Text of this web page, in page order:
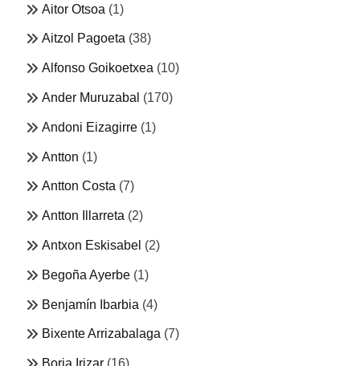
Aitor Otsoa (1)
Aitzol Pagoeta (38)
Alfonso Goikoetxea (10)
Ander Muruzabal (170)
Andoni Eizagirre (1)
Antton (1)
Antton Costa (7)
Antton Illarreta (2)
Antxon Eskisabel (2)
Begoña Ayerbe (1)
Benjamín Ibarbia (4)
Bixente Arrizabalaga (7)